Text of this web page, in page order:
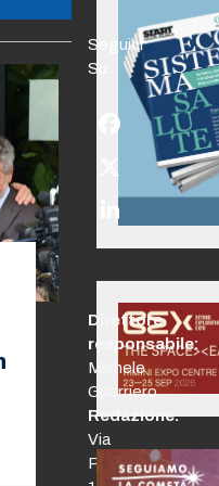
Seguici
Su:
Facebook
Twitter
LinkedIn
Direttore
responsabile:
Michele
Guerriero
Redazione:
Via
Po,